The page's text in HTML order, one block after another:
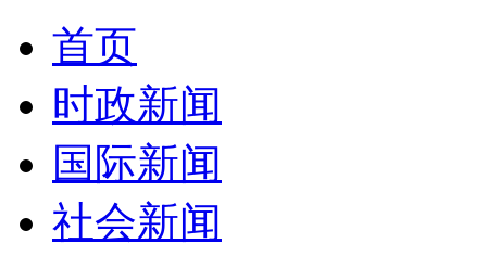
首页
时政新闻
国际新闻
社会新闻